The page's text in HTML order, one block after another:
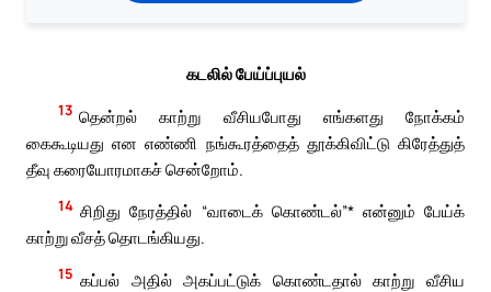
கடலில் பேய்ப்புயல்
13 தென்றல் காற்று வீசியபோது எங்களது நோக்கம்
கைகூடியது என எண்ணி நங்கூரத்தைத் தூக்கிவிட்டு கிரேத்துத்
தீவு கரையோரமாகச் சென்றோம்.
14 சிறிது நேரத்தில் “வாடைக் கொண்டல்”* என்னும் பேய்க்
காற்று வீசத் தொடங்கியது.
15 கப்பல் அதில் அகப்பட்டுக் கொண்டதால் காற்று வீசிய